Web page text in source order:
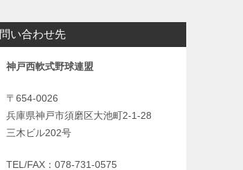
問い合わせ先
神戸西軟式野球連盟
〒654-0026
兵庫県神戸市須磨区大池町2-1-28
三木ビル202号
TEL/FAX：078-731-0575